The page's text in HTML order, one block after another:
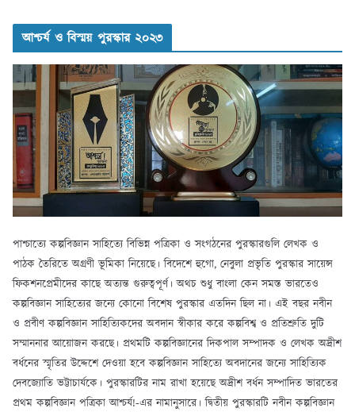
আশ্চর্য ও বিস্ময় পুরস্কার ২০২৩
পাশ্চাত্যে কল্পবিজ্ঞান সাহিত্যে বিভিন্ন পত্রিকা ও সংগঠনের পুরস্কারগুলি লেখক ও
পাঠক তৈরিতে অগ্রণী ভূমিকা নিয়েছে। বিদেশে হুগো, নেবুলা প্রভৃতি পুরস্কার সায়েন্স
ফিকশনপ্রেমীদের কাছে অত্যন্ত গুরুত্বপূর্ণ। অথচ শুধু বাংলা কেন সমস্ত ভারতেও
কল্পবিজ্ঞান সাহিত্যের জন্যে কোনো বিশেষ পুরস্কার এতদিন ছিল না। এই বছর নবীন
ও প্রবীণ কল্পবিজ্ঞান সাহিত্যিকদের অবদান স্বীকার করে কল্পবিশ্ব ও প্রতিশ্রুতি দুটি
সম্মাননার আয়োজন করছে। প্রথমটি কল্পবিজ্ঞানের দিকপাল সম্পাদক ও লেখক অদ্রীশ
বর্ধনের স্মৃতির উদ্দেশে দেওয়া হবে কল্পবিজ্ঞান সাহিত্যে অবদানের জন্যে সাহিত্যিক
দেবজ্যোতি ভট্টাচার্যকে। পুরস্কারটির নাম রাখা হয়েছে অদ্রীশ বর্ধন সম্পাদিত ভারতের
প্রথম কল্পবিজ্ঞান পত্রিকা আশ্চর্য!-এর নামানুসারে। দ্বিতীয় পুরস্কারটি নবীন কল্পবিজ্ঞান